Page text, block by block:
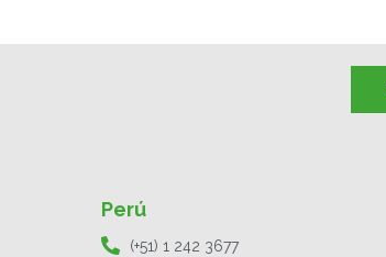
Perú
(+51) 1 242 3677